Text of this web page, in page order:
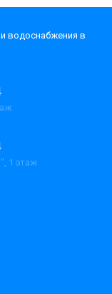
водоснабжения в
1 этаж